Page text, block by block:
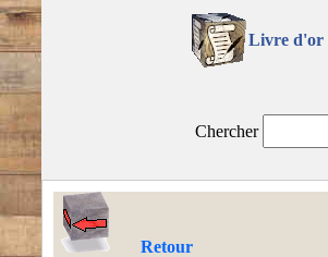
Livre d'or
Chercher
Retour